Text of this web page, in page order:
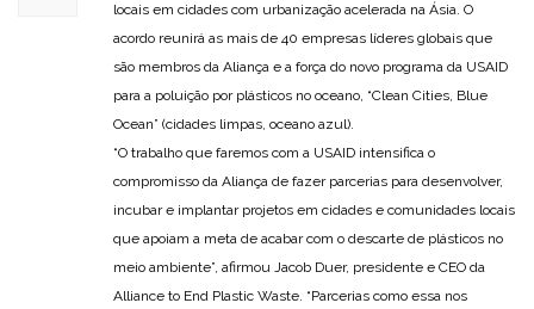
locais em cidades com urbanização acelerada na Ásia. O
acordo reunirá as mais de 40 empresas líderes globais que
são membros da Aliança e a força do novo programa da USAID
para a poluição por plásticos no oceano, “Clean Cities, Blue
Ocean” (cidades limpas, oceano azul).
“O trabalho que faremos com a USAID intensifica o
compromisso da Aliança de fazer parcerias para desenvolver,
incubar e implantar projetos em cidades e comunidades locais
que apoiam a meta de acabar com o descarte de plásticos no
meio ambiente”, afirmou Jacob Duer, presidente e CEO da
Alliance to End Plastic Waste. “Parcerias como essa nos